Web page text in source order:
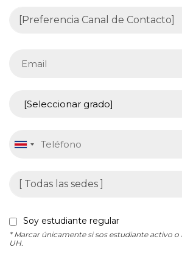
Soy estudiante regular
* Marcar únicamente si sos estudiante activo o
UH.